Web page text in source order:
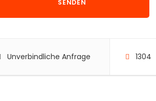
Unverbindliche Anfrage 1304